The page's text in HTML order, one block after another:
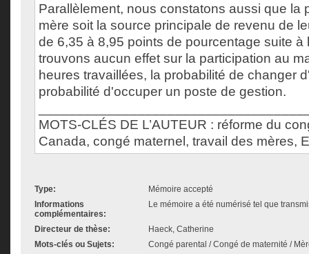
Parallèlement, nous constatons aussi que la
mère soit la source principale de revenu de
de 6,35 à 8,95 points de pourcentage suite à
trouvons aucun effet sur la participation au
heures travaillées, la probabilité de changer
probabilité d'occuper un poste de gestion.
MOTS-CLÉS DE L’AUTEUR : réforme du
Canada, congé maternel, travail des mères,
Type:
Mémoire accepté
Informations
complémentaires:
Le mémoire a été numérisé tel que
Directeur de thèse:
Haeck, Catherine
Mots-clés ou Sujets:
Congé parental / Congé de maternité /